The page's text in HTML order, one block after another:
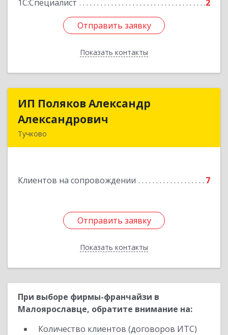
1С:Специалист
2
Отправить заявку
Показать контакты
Отправить заявку
Назад
ИП Поляков Александр
Александрович
Тучково
Клиентов на сопровождении 7
Отправить заявку
Показать контакты
ИП Поляков Александр
Подробнее
Отправить заявку
Назад
При выборе фирмы-франчайзи в
Малоярославце, обратите внимание на:
Количество клиентов (договоров ИТС)